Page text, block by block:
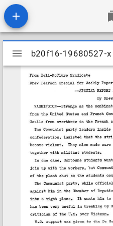
Mirador
viewer
b20f16-19680527-x
b20f16-19680527-x